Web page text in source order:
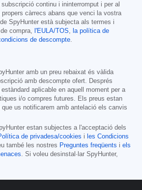
continu i ininterromput i per al
càrrecs abans que venci la vostra
SpyHunter està subjecta als termes i
compra, l'EULA/TOS, la política de
de descompte.
amb un preu rebaixat és vàlida
amb descompte ofert. Després
aplicable en aquell moment per a
i/o compres futures. Els preus estan
us notificarem amb antelació els canvis
estan subjectes a l'acceptació dels
de privadesa/cookies i les Condicions
també les nostres Preguntes freqüents i els
. Si voleu desinstal·lar SpyHunter,